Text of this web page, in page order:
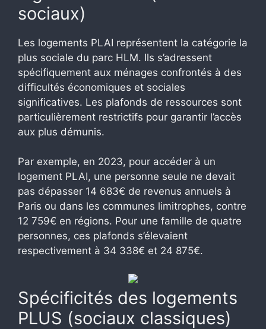
sociaux)
Les logements PLAI représentent la catégorie la
plus sociale du parc HLM. Ils s’adressent
spécifiquement aux ménages confrontés à des
difficultés économiques et sociales
significatives. Les plafonds de ressources sont
particulièrement restrictifs pour garantir l’accès
aux plus démunis.
Par exemple, en 2023, pour accéder à un
logement PLAI, une personne seule ne devait
pas dépasser 14 683€ de revenus annuels à
Paris ou dans les communes limitrophes, contre
12 759€ en régions. Pour une famille de quatre
personnes, ces plafonds s’élevaient
respectivement à 34 338€ et 24 875€.
Spécificités des logements
PLUS (sociaux classiques)